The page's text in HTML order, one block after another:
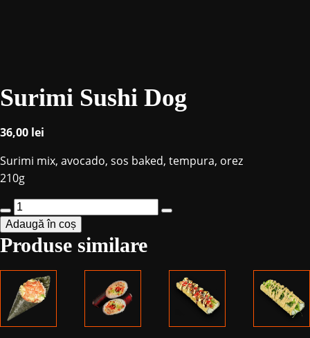
Surimi Sushi Dog
36,00 lei
Surimi mix, avocado, sos baked, tempura, orez
210g
Cantitate
Surimi
Sushi
Adaugă în coș
Produse similare